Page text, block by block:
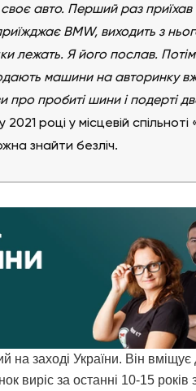
авто. Перший раз приїхав
BMW, виходить з
лежать. Я його послав.
машини на авторинку
про пробиті шини і подерті
році у місцевій
знайти безліч.
на заході України. Він
виріс за останні 10-15 років